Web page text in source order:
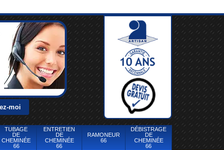
TUBAGE
DE
CHEMINÉE
66
ENTRETIEN
DE
CHEMINÉE
66
RAMONEUR
66
DÉBISTRAGE
DE
CHEMINÉE
66